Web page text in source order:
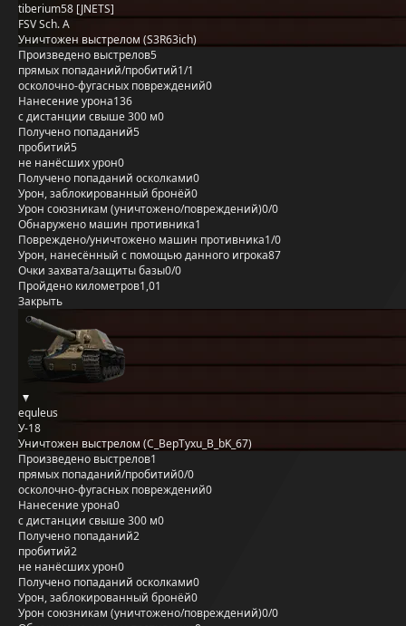
tiberium58 [JNETS]
FSV Sch. A
Уничтожен выстрелом (S3R63ich)
Произведено выстрелов5
прямых попаданий/пробитий1/1
осколочно-фугасных повреждений0
Нанесение урона136
с дистанции свыше 300 м0
Получено попаданий5
пробитий5
не нанёсших урон0
Получено попаданий осколками0
Урон, заблокированный бронёй0
Урон союзникам (уничтожено/повреждений)0/0
Обнаружено машин противника1
Повреждено/уничтожено машин противника1/0
Урон, нанесённый с помощью данного игрока87
Очки захвата/защиты базы0/0
Пройдено километров1,01
Закрыть
equleus
У-18
Уничтожен выстрелом (C_BepTyxu_B_bK_67)
Произведено выстрелов1
прямых попаданий/пробитий0/0
осколочно-фугасных повреждений0
Нанесение урона0
с дистанции свыше 300 м0
Получено попаданий2
пробитий2
не нанёсших урон0
Получено попаданий осколками0
Урон, заблокированный бронёй0
Урон союзникам (уничтожено/повреждений)0/0